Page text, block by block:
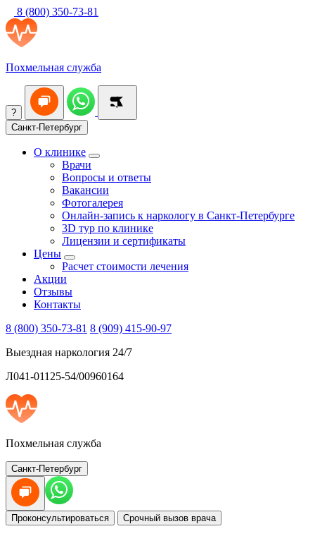
8 (800) 350-73-81
Похмельная служба
?
Санкт-Петербург
О клинике
Врачи
Вопросы и ответы
Вакансии
Фотогалерея
Онлайн-запись к наркологу в Санкт-Петербурге
3D тур по клинике
Лицензии и сертификаты
Цены
Расчет стоимости лечения
Акции
Отзывы
Контакты
8 (800) 350-73-81 8 (909) 415-90-97
Выездная наркология 24/7
Л041-01125-54/00960164
Похмельная служба
Санкт-Петербург
Проконсультироваться Срочный вызов врача